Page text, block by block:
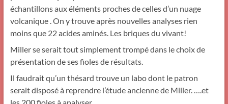
échantillons aux éléments proches de celles d’un nuage
volcanique . On y trouve après nouvelles analyses rien
moins que 22 acides aminés. Les briques du vivant!
Miller se serait tout simplement trompé dans le choix de
présentation de ses fioles de résultats.
Il faudrait qu’un thésard trouve un labo dont le patron
serait disposé à reprendre l’étude ancienne de Miller. ….et